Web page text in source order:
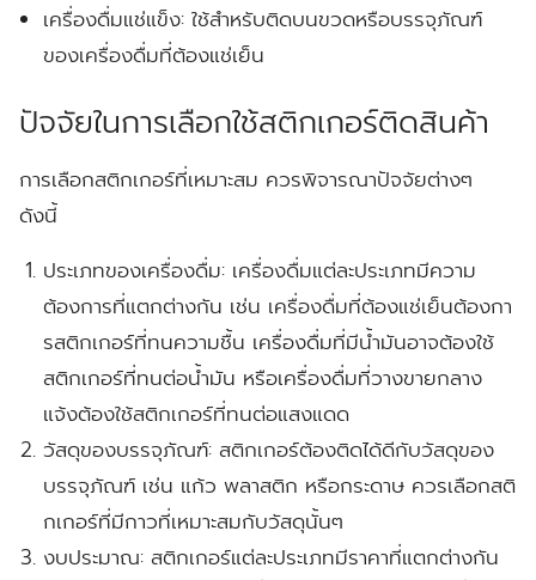
เครื่องดื่มแช่แข็ง:ใช้สำหรับติดบนขวดหรือบรรจุภัณฑ์
ของเครื่องดื่มที่ต้องแช่เย็น
ปัจจัยในการเลือกใช้สติกเกอร์ติดสินค้า
การเลือกสติกเกอร์ที่เหมาะสม ควรพิจารณาปัจจัยต่างๆ
ดังนี้
ประเภทของเครื่องดื่ม: เครื่องดื่มแต่ละประเภทมีความ
ต้องการที่แตกต่างกัน เช่น เครื่องดื่มที่ต้องแช่เย็นต้องกา
รสติกเกอร์ที่ทนความชื้น เครื่องดื่มที่มีน้ำมันอาจต้องใช้
สติกเกอร์ที่ทนต่อน้ำมัน หรือเครื่องดื่มที่วางขายกลาง
แจ้งต้องใช้สติกเกอร์ที่ทนต่อแสงแดด
วัสดุของบรรจุภัณฑ์: สติกเกอร์ต้องติดได้ดีกับวัสดุของ
บรรจุภัณฑ์ เช่น แก้ว พลาสติก หรือกระดาษ ควรเลือกสติ
กเกอร์ที่มีกาวที่เหมาะสมกับวัสดุนั้นๆ
งบประมาณ: สติกเกอร์แต่ละประเภทมีราคาที่แตกต่างกัน